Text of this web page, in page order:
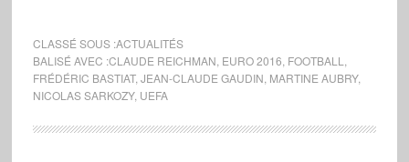
CLASSÉ SOUS :ACTUALITÉS
BALISÉ AVEC :CLAUDE REICHMAN EURO 2016 FOOTBALL
FRÉDÉRIC BASTIAT, JEAN-CLAUDE GAUDIN MARTINE AUBRY,
NICOLAS SARKOZY, UEFA